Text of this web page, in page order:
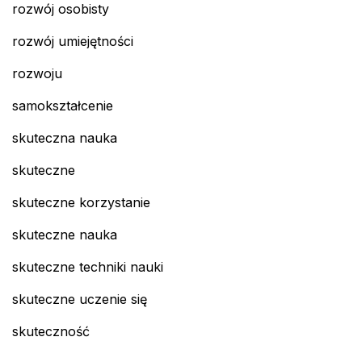
rozwój osobisty
rozwój umiejętności
rozwoju
samokształcenie
skuteczna nauka
skuteczne
skuteczne korzystanie
skuteczne nauka
skuteczne techniki nauki
skuteczne uczenie się
skuteczność